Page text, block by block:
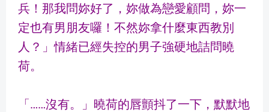
兵！那我問妳好了，妳做為戀愛顧問，妳一
定也有男朋友囉！不然妳拿什麼東西教別
人？」情緒已經失控的男子強硬地詰問曉
荷。
「……沒有。」曉荷的唇顫抖了一下，默默地